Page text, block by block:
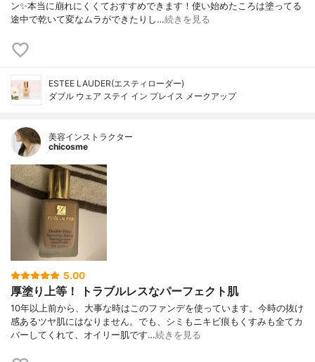
ン✨本当に崩れにくくておすすめできます！使い始めたころは塗ってる
途中で乾いて変なムラができたりし…続きを見る
ESTEE LAUDER(エスティローダー)
ダブル ウェア ステイ イン プレイス メークアップ
美容インストラクター
chicosme
5.00
厚塗り上等！ トラブルレスなパーフェクト肌
10年以上前から、大事な時はこのファンデを使っています。今時の抜け
感あるツヤ肌にはなりません。でも、シミもニキビ痕もくすみも全てカ
バーしてくれて、オイリー肌です…続きを見る